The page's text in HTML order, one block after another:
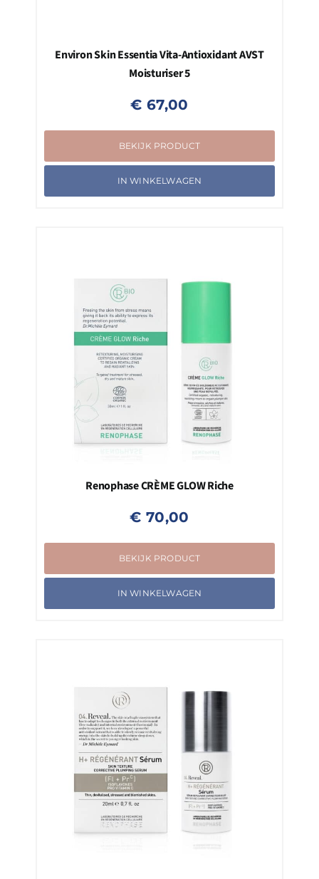
Environ Skin Essentia Vita-Antioxidant AVST
Moisturiser 5
€ 67,00
BEKIJK PRODUCT
IN WINKELWAGEN
Renophase CRÈME GLOW Riche
€ 70,00
BEKIJK PRODUCT
IN WINKELWAGEN